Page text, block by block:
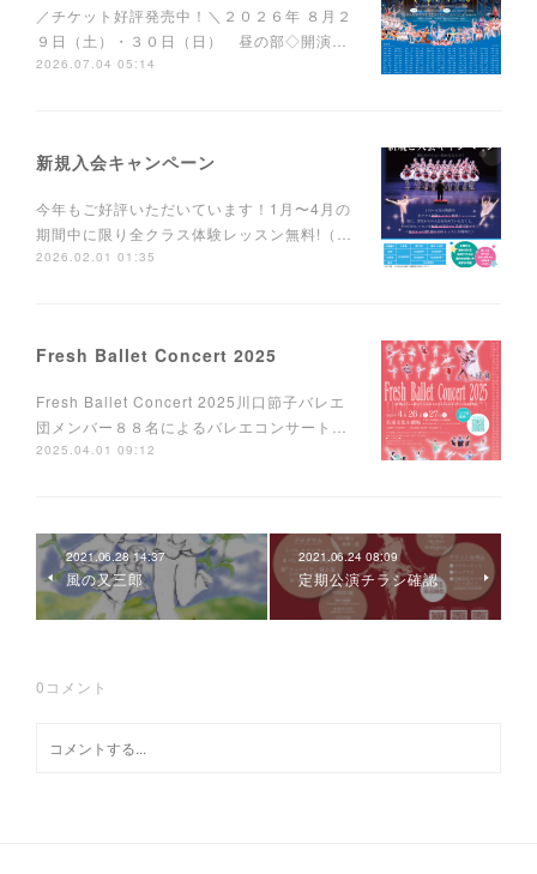
／チケット好評発売中！＼２０２６年 ８月２
９日（土）・３０日（日） 昼の部◇開演…
2026.07.04 05:14
新規入会キャンペーン
今年もご好評いただいています！1月〜4月の
期間中に限り全クラス体験レッスン無料!（…
2026.02.01 01:35
Fresh Ballet Concert 2025
Fresh Ballet Concert 2025川口節子バレエ
団メンバー８８名によるバレエコンサート…
2025.04.01 09:12
2021.06.28 14:37
風の又三郎
2021.06.24 08:09
定期公演チラシ確認
0 コメント